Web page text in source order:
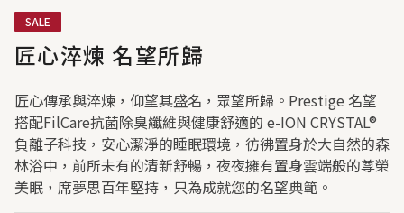
SALE
匠心淬煉 名望所歸
匠心傳承與淬煉，仰望其盛名，眾望所歸。Prestige 名望
搭配FilCare抗菌除臭纖維與健康舒適的 e-ION CRYSTAL®
負離子科技，安心潔淨的睡眠環境，彷彿置身於大自然的森
林浴中，前所未有的清新舒暢，夜夜擁有置身雲端般的尊榮
美眠，席夢思百年堅持，只為成就您的名望典範。